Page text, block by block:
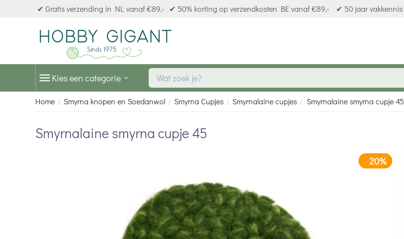
✔ Gratis verzending in NL vanaf €89,- ✔ 50% korting op verzendkosten BE vanaf €89,- ✔ 50 jaar vakkennis
Kies een categorie
Home / Smyrna knopen en Soedanwol / Smyrna Cupjes / Smyrnalaine cupjes / Smyrnalaine smyrna cupje 45
Smyrnalaine smyrna cupje 45